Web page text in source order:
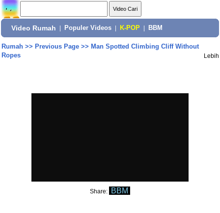
Video Rumah Populer Videos K-POP BBM
Rumah>> Previous Page>> Man Spotted Climbing Cliff Without
Ropes
Lebih
Share: BBM